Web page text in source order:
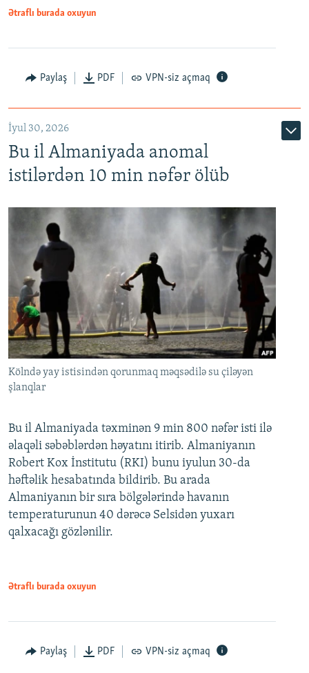
Ətraflı burada oxuyun
Paylaş PDF VPN-siz açmaq
İyul 30, 2026
Bu il Almaniyada anomal
istilərdən 10 min nəfər ölüb
Kölndə yay istisindən qorunmaq məqsədilə su çiləyən
şlanqlar
Bu il Almaniyada təxminən 9 min 800 nəfər isti ilə
əlaqəli səbəblərdən həyatını itirib. Almaniyanın
Robert Kox İnstitutu (RKI) bunu iyulun 30-da
həftəlik hesabatında bildirib. Bu arada
Almaniyanın bir sıra bölgələrində havanın
temperaturunun 40 dərəcə Selsidən yuxarı
qalxacağı gözlənilir.
Ətraflı burada oxuyun
Paylaş PDF VPN-siz açmaq